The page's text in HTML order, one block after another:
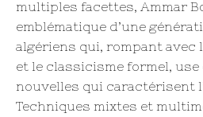
multiples facettes, Ammar
emblématique d’une
algériens qui, rompant avec
et le classicisme formel,
nouvelles qui caractérisent
Techniques mixtes et